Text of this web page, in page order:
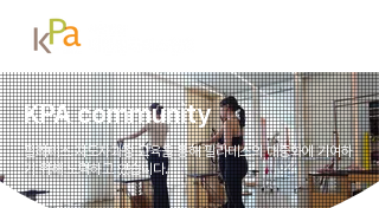
KPA community
필라테스 지도자과정 교육을 통해 필라테스의 대중화에 기여하
기 위해 노력하고 있습니다.